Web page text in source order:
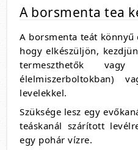
A borsmenta tea
A borsmenta teát
hogy elkészüljön,
termeszthetők vagy
élelmiszerboltokban)
levelekkel.
Szüksége lesz egy
teáskanál szárított
egy pohár vízre.